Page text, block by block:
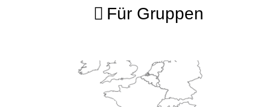
Für Gruppen